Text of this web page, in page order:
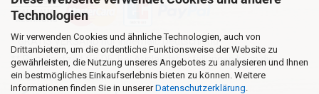
Technologien
Wir verwenden Cookies und ähnliche Technologien, auch von
Drittanbietern, um die ordentliche Funktionsweise der Website zu
gewährleisten, die Nutzung unseres Angebotes zu analysieren und Ihnen
ein bestmögliches Einkaufserlebnis bieten zu können. Weitere
Informationen finden Sie in unsererDatenschutzerklärung
* GRATIS VERSAND nur innerhalb Deutschland
** Regellaufzeit für DE, Bei Auslandsbestellungen kann die
Versandzeit variieren.